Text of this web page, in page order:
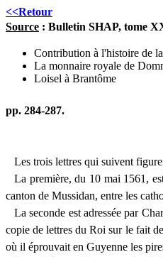
<<Retour
Source : Bulletin SHAP, tome
Contribution à l'histoire de
La monnaire royale de
Loisel à Brantôme
pp. 284-287.
Les trois lettres qui suivent
La première, du 10 mai 1561,
canton de Mussidan, entre les
La seconde est adressée par
copie de lettres du Roi sur le fait
où il éprouvait en Guyenne les